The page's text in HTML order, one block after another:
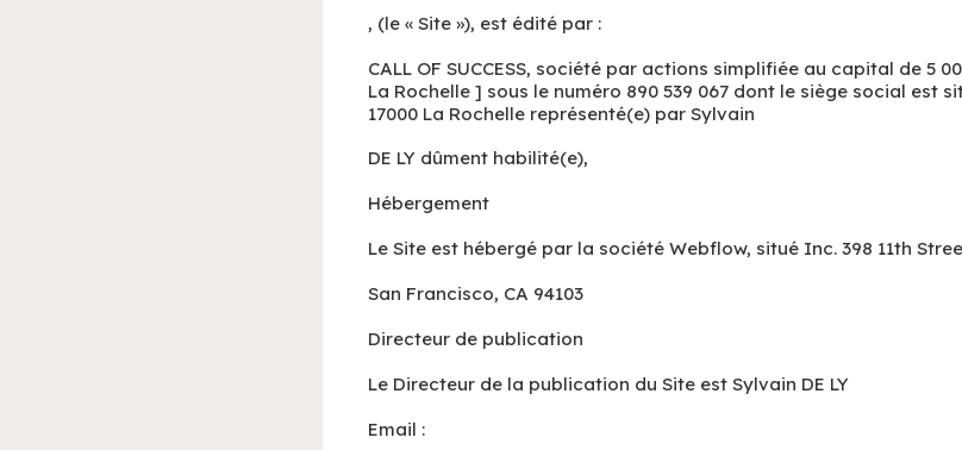
, (le « Site »), est édité par :
CALL OF SUCCESS, société par actions simplifiée au capital de 5
La Rochelle ] sous le numéro 890 539 067 dont le siège social est
17000 La Rochelle représenté(e) par Sylvain
DE LY dûment habilité(e),
Hébergement
Le Site est hébergé par la société Webflow, situé Inc. 398 11th
San Francisco, CA 94103
Directeur de publication
Le Directeur de la publication du Site est Sylvain DE LY
Email :